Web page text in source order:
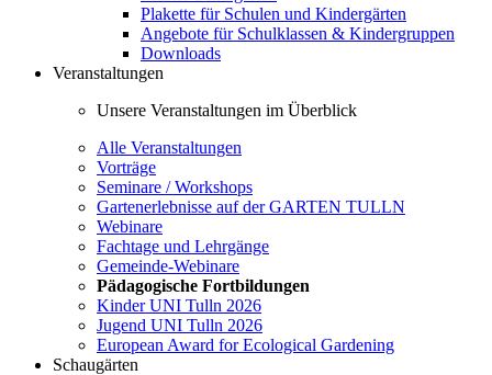
Plakette für Schulen und Kindergärten
Angebote für Schulklassen & Kindergruppen
Downloads
Veranstaltungen
Unsere Veranstaltungen im Überblick
Alle Veranstaltungen
Vorträge
Seminare / Workshops
Gartenerlebnisse auf der GARTEN TULLN
Webinare
Fachtage und Lehrgänge
Gemeinde-Webinare
Pädagogische Fortbildungen
Kinder UNI Tulln 2026
Jugend UNI Tulln 2026
European Award for Ecological Gardening
Schaugärten